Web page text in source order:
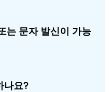
는 문자 발신이 가능
나요?